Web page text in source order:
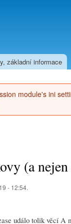
základní informace
module's ini
(a
- 12:54.
událo tolik věcí